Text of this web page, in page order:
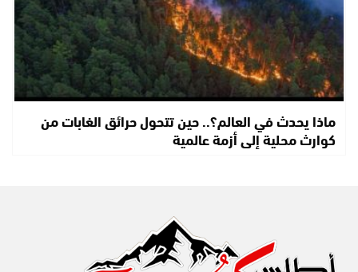
ماذا يحدث في العالم؟.. حين تتحول حرائق الغابات من
كوارث محلية إلى أزمة عالمية